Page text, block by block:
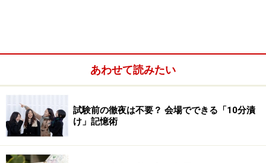
あわせて読みたい
試験前の徹夜は不要？ 会場でできる「10分漬
け」記憶術